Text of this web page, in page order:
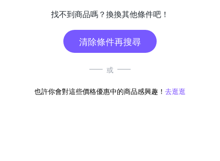
找不到商品嗎？換換其他條件吧！
清除條件再搜尋
或
也許你會對這些價格優惠中的商品感興趣！ 去逛逛